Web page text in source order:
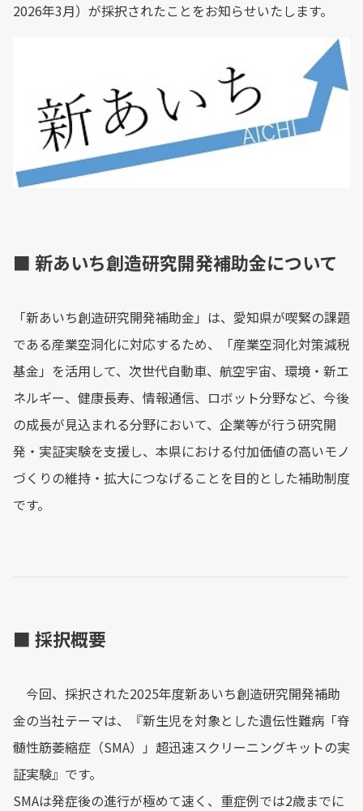
2026年3月）が採択されたことをお知らせいたします。
■ 新あいち創造研究開発補助金について
「新あいち創造研究開発補助金」は、愛知県が喫緊の課題
である産業空洞化に対応するため、「産業空洞化対策減税
基金」を活用して、次世代自動車、航空宇宙、環境・新エ
ネルギー、健康長寿、情報通信、ロボット分野など、今後
の成長が見込まれる分野において、企業等が行う研究開
発・実証実験を支援し、本県における付加価値の高いモノ
づくりの維持・拡大につなげることを目的とした補助制度
です。
■ 採択概要
今回、採択された2025年度新あいち創造研究開発補助
金の当社テーマは、『新生児を対象とした遺伝性難病「脊
髄性筋萎縮症（SMA）」超迅速スクリーニングキットの実
証実験』です。
SMAは発症後の進行が極めて速く、重症例では2歳までに